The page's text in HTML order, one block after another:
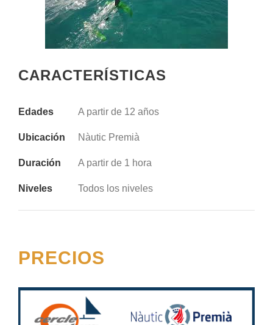
CARACTERÍSTICAS
Edades A partir de 12 años
Ubicación Nàutic Premià
Duración A partir de 1 hora
Niveles Todos los niveles
PRECIOS